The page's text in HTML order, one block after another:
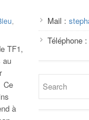
,
TF1,
au
Ce
à
Mail :
Téléphone